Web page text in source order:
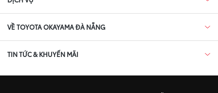
VỀ TOYOTA OKAYAMA ĐÀ NẴNG
TIN TỨC & KHUYẾN MÃI